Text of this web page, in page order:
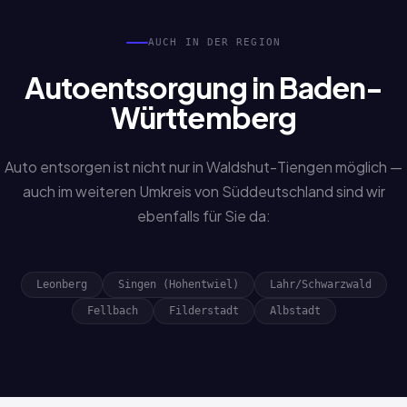
AUCH IN DER REGION
Autoentsorgung in Baden-
Württemberg
Auto entsorgen ist nicht nur in Waldshut-Tiengen möglich —
auch im weiteren Umkreis von Süddeutschland sind wir
ebenfalls für Sie da:
Leonberg Singen (Hohentwiel) Lahr/Schwarzwald
Fellbach Filderstadt Albstadt